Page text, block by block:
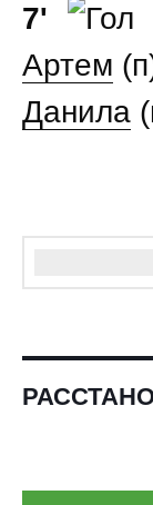
7'
Артем
Данила